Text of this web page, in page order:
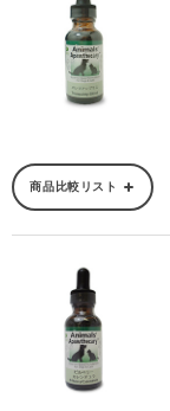
商品比較リスト